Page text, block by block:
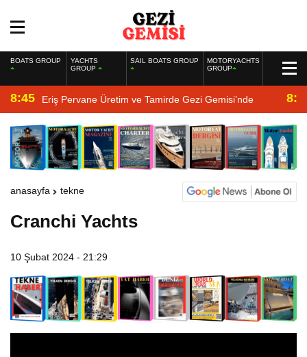
BOATS GROUP
YACHTS
GROUP
SAIL BOATS GROUP
MOTORYACHTS
GROUP
8:45 Eriş Pervane Üretim ve Tamirde Gezi Gemisi’nde
anasayfa tekne
Cranchi Yachts
10 Şubat 2024 - 21:29